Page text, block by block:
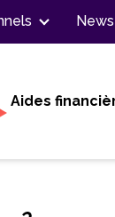
News
Aides